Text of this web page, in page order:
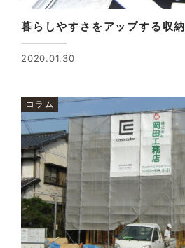
暮らしやすさをアップする収納
2020.01.30
コラム